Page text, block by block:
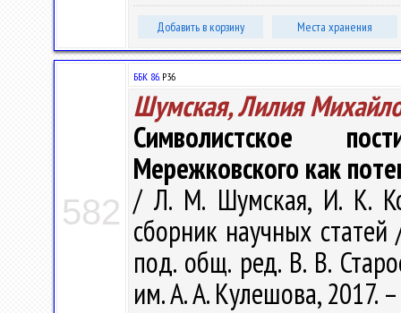
Добавить в корзину Места хранения
582
ББК 86.Р36
Шумская, Лилия
Символистское
Мережковского как
/ Л. М. Шумская, И. К.
сборник научных
под. общ. ред. В. В.
им. А. А. Кулешова, 2017.